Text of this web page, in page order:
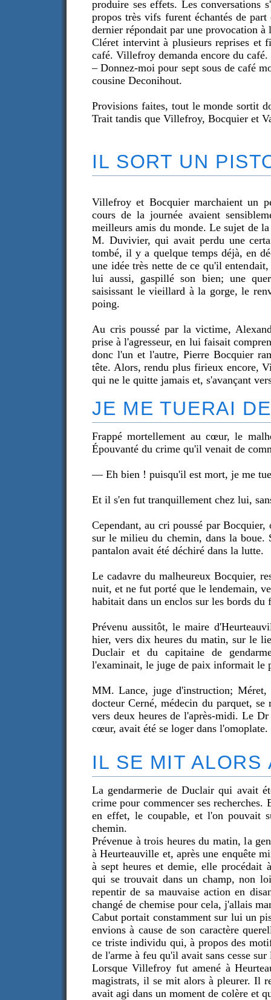
produire ses effets. Les conversations
propos très vifs furent échantés de
dernier répondait par une provocation à
Cléret intervint à plusieurs reprises et
café. Villefroy demanda encore du
– Donnez-moi pour sept sous de café
cousine Deconihout.
Provisions faites, tout le monde sortit
Trait tandis que Villefroy, Bocquier et
IL SORT UN
Villefroy et Bocquier marchaient un
cours de la journée avaient
meilleurs amis du monde. Le sujet de
M. Duvivier, qui avait perdu une
tombé, il y a quelque temps déjà, en
une idée très nette de ce qu'il
lui aussi, gaspillé son bien; une
saisissant le vieillard à la gorge, le
poing.
Au cris poussé par la victime,
prise à l'agresseur, en lui faisait
donc l'un et l'autre, Pierre Bocquier
tête. Alors, rendu plus firieux encore,
qui ne le quitte jamais et, s'avançant
JE ME TUERAI
Frappé mortellement au cœur, le
Épouvanté du crime qu'il venait de
— Eh bien ! puisqu'il est mort, je me
Et il s'en fut tranquillement chez lui,
Cependant, au cri poussé par
sur le milieu du chemin, dans la boue.
pantalon avait été déchiré dans la lutte.
Le cadavre du malheureux Bocquier,
nuit, et ne fut porté que le lendemain,
habitait dans un enclos sur les bords du
Prévenu aussitôt, le maire
hier, vers dix heures du matin, sur le
Duclair et du capitaine de
l'examinait, le juge de paix informait le
MM. Lance, juge d'instruction; Méret,
docteur Cerné, médecin du parquet,
vers deux heures de l'après-midi. Le
cœur, avait été se loger dans l'omoplate.
IL SE MIT ALORS
La gendarmerie de Duclair qui avait
crime pour commencer ses recherches.
en effet, le coupable, et l'on pouvait
chemin.
Prévenue à trois heures du matin, la
à Heurteauville et, après une enquête
à sept heures et demie, elle
qui se trouvait dans un champ, non
repentir de sa mauvaise action en
changé de chemise pour cela, j'allais
Cabut portait constamment sur lui un
envions à cause de son caractère
ce triste individu qui, à propos des
de l'arme à feu qu'il avait sans cesse
Lorsque Villefroy fut amené à
magistrats, il se mit alors à pleurer. Il
avait agi dans un moment de colère et